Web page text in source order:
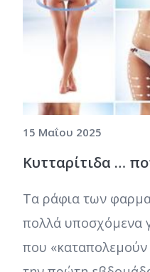
15 Μαΐου 2025
Κυτταρίτιδα …
Τα ράφια των
πολλά υποσχόμενα
που «καταπολεμούν